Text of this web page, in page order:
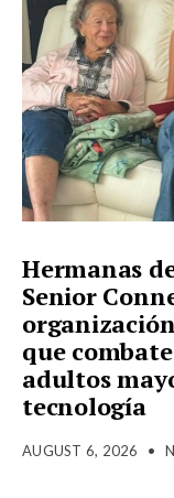
Hermanas
Senior
que
adultos
tecnología
AUGUST 6, 2026 •